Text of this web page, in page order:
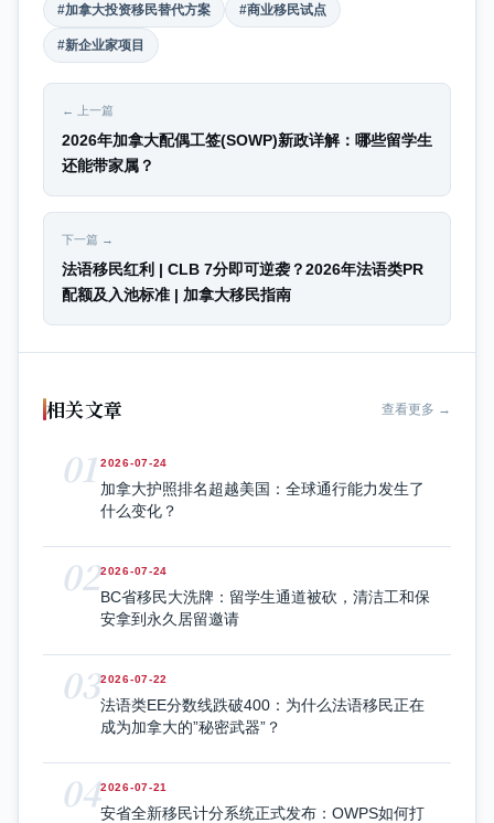
#加拿大投资移民替代方案 #商业移民试点
#新企业家项目
← 上一篇
2026年加拿大配偶工签(SOWP)新政详解：哪些留学生
还能带家属？
下一篇 →
法语移民红利 | CLB 7分即可逆袭？2026年法语类PR
配额及入池标准 | 加拿大移民指南
相关文章 查看更多 →
01 2026-07-24
加拿大护照排名超越美国：全球通行能力发生了
什么变化？
022026-07-24
BC省移民大洗牌：留学生通道被砍，清洁工和保
安拿到永久居留邀请
032026-07-22
法语类EE分数线跌破400：为什么法语移民正在
成为加拿大的”秘密武器”？
042026-07-21
安省全新移民计分系统正式发布：OWPS如何打